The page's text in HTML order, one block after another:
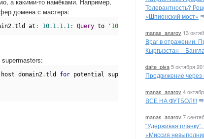
Толерантность?
«Шпионский мост»
manas_anarov 13
Враг в отражении.
Кыргызстан –
daite_piva5 октября
Продвижение через
manas_anarov4
ВСЕ НА ФУТБОЛ!!!
manas_anarov7
“Удерживая
«Миссия
домена с мастера:
.tld at : 10.1.1.1: Query to '10.1.1.1'
domain2.tld for potential supermaster 10.1.1.1. Remote